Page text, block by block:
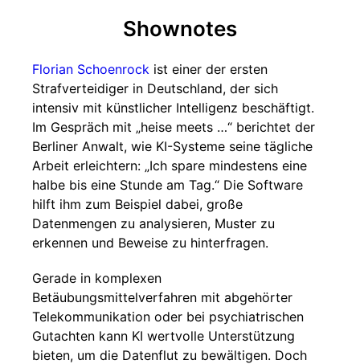
Shownotes
Florian Schoenrock ist einer der ersten
Strafverteidiger in Deutschland, der sich
intensiv mit künstlicher Intelligenz beschäftigt.
Im Gespräch mit „heise meets …“ berichtet der
Berliner Anwalt, wie KI-Systeme seine tägliche
Arbeit erleichtern: „Ich spare mindestens eine
halbe bis eine Stunde am Tag.“ Die Software
hilft ihm zum Beispiel dabei, große
Datenmengen zu analysieren, Muster zu
erkennen und Beweise zu hinterfragen.
Gerade in komplexen
Betäubungsmittelverfahren mit abgehörter
Telekommunikation oder bei psychiatrischen
Gutachten kann KI wertvolle Unterstützung
bieten, um die Datenflut zu bewältigen. Doch